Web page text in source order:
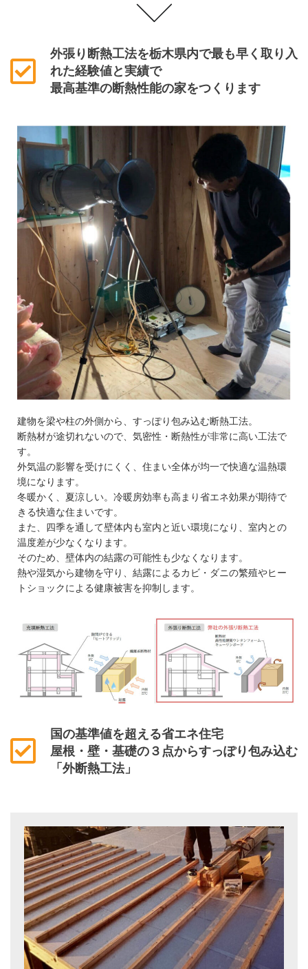
外張り断熱工法を栃木県内で最も早く取り入
れた経験値と実績で
最高基準の断熱性能の家をつくります
建物を梁や柱の外側から、すっぽり包み込む断熱工法。
断熱材が途切れないので、気密性・断熱性が非常に高い工法で
す。
外気温の影響を受けにくく、住まい全体が均一で快適な温熱環
境になります。
冬暖かく、夏涼しい。冷暖房効率も高まり省エネ効果が期待で
きる快適な住まいです。
また、四季を通して壁体内も室内と近い環境になり、室内との
温度差が少なくなります。
そのため、壁体内の結露の可能性も少なくなります。
熱や湿気から建物を守り、結露によるカビ・ダニの繁殖やヒー
トショックによる健康被害を抑制します。
国の基準値を超える省エネ住宅
屋根・壁・基礎の３点からすっぽり包み込む
「外断熱工法」